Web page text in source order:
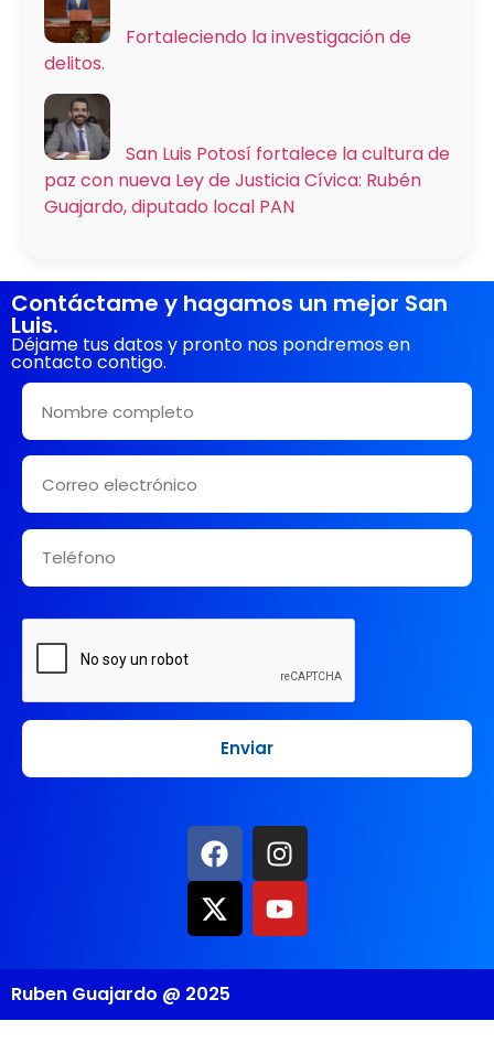
Fortaleciendo la investigación de
delitos.
San Luis Potosí fortalece la cultura de
paz con nueva Ley de Justicia Cívica: Rubén
Guajardo, diputado local PAN
Contáctame y hagamos un mejor San
Luis.
Déjame tus datos y pronto nos pondremos en
contacto contigo.
Ruben Guajardo @ 2025